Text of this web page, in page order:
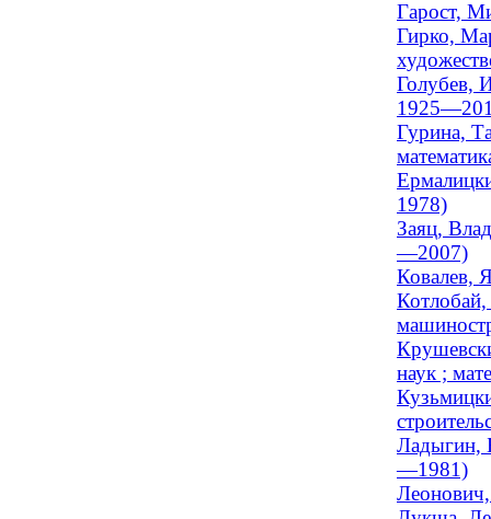
Гарост,
Гирко,
Голубев,
Гурина,
1978)
Заяц,
—2007)
Ковалев,
Котлобай,
наук ;
Ладыгин,
—1981)